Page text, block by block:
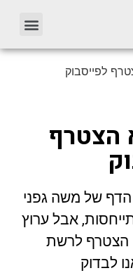
לפייסבוק
הצטרף
של משה גפני
אבל ערוץ
הצטרף לרשת
לבדוק